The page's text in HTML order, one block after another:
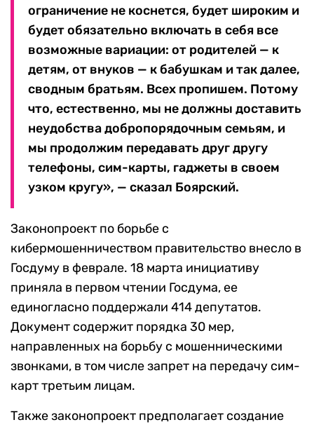
ограничение не коснется, будет широким и
будет обязательно включать в себя все
возможные вариации: от родителей — к
детям, от внуков — к бабушкам и так далее,
сводным братьям. Всех пропишем. Потому
что, естественно, мы не должны доставить
неудобства добропорядочным семьям, и
мы продолжим передавать друг другу
телефоны, сим-карты, гаджеты в своем
узком кругу», — сказал Боярский.
Законопроект по борьбе с
кибермошенничеством правительство внесло в
Госдуму в феврале. 18 марта инициативу
приняла в первом чтении Госдума, ее
единогласно поддержали 414 депутатов.
Документ содержит порядка 30 мер,
направленных на борьбу с мошенническими
звонками, в том числе запрет на передачу сим-
карт третьим лицам.
Также законопроект предполагает создание